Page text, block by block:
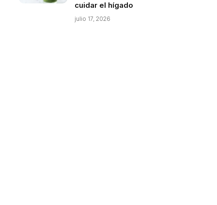
cuidar el hígado
julio 17, 2026